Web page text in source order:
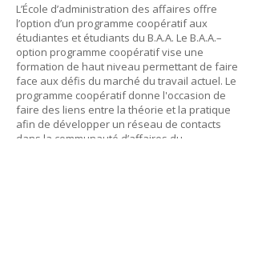
L’École d’administration des affaires offre
l’option d’un programme coopératif aux
étudiantes et étudiants du B.A.A. Le B.A.A.–
option programme coopératif vise une
formation de haut niveau permettant de faire
face aux défis du marché du travail actuel. Le
programme coopératif donne l'occasion de
faire des liens entre la théorie et la pratique
afin de développer un réseau de contacts
dans la communauté d’affaires du